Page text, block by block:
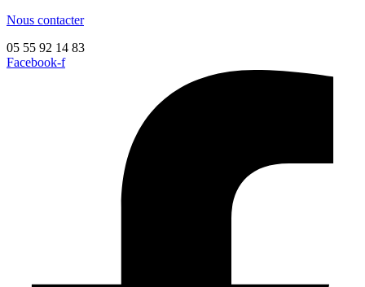
Aller
contenu
Nous contacter
05 55 92 14 83
Facebook-f